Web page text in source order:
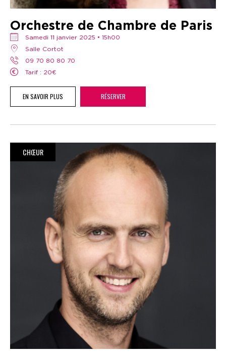
Orchestre de Chambre de Paris
samedi 11 janvier 2025 • 15h00
Salle Cortot
09 70 80 80 70
Tarif : 20€
EN SAVOIR PLUS RÉSERVER
CHŒUR